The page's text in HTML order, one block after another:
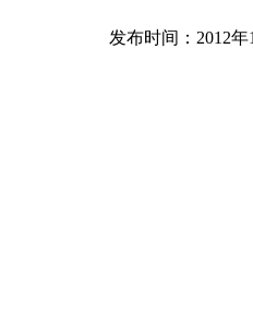
发布时间：2012年